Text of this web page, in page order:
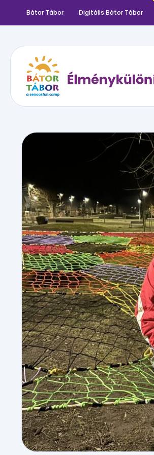
Bátor Tábor Digitális Bátor Tábor